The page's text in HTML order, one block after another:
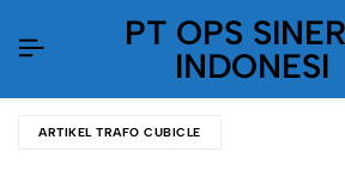
PT OPS
INDONESI
ARTIKEL TRAFO CUBICLE